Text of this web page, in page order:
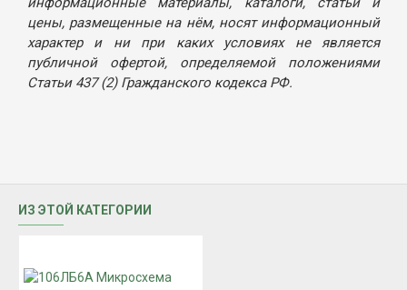
цены, размещенные на нём, носят информационный
характер и ни при каких условиях не является
публичной офертой, определяемой положениями
Статьи 437 (2) Гражданского кодекса РФ.
ИЗ ЭТОЙ КАТЕГОРИИ